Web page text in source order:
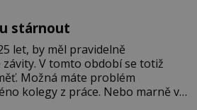
stárnout
let, by měl pravidelně
V tomto období se totiž
Možná máte problém
kolegy z práce. Nebo marně v